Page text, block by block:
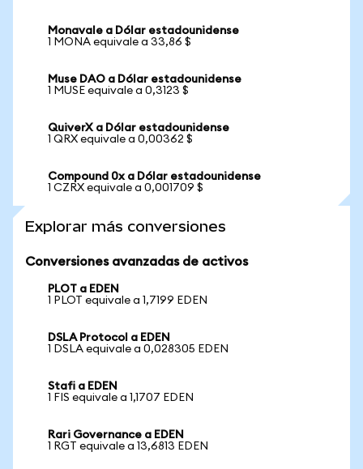
Monavale a Dólar estadounidense
1 MONA equivale a 33,86 $
Muse DAO a Dólar estadounidense
1 MUSE equivale a 0,3123 $
QuiverX a Dólar estadounidense
1 QRX equivale a 0,00362 $
Compound 0x a Dólar estadounidense
1 CZRX equivale a 0,001709 $
Explorar más conversiones
Conversiones avanzadas de activos
PLOT a EDEN
1 PLOT equivale a 1,7199 EDEN
DSLA Protocol a EDEN
1 DSLA equivale a 0,028305 EDEN
Stafi a EDEN
1 FIS equivale a 1,1707 EDEN
Rari Governance a EDEN
1 RGT equivale a 13,6813 EDEN